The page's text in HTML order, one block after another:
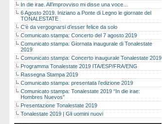
In die irae. All’improvviso mi disse una voce…
6 Agosto 2019. Iniziano a Ponte di Legno le giornate del
TONALESTATE
C’è da vergognarsi d’esser felice da solo
Comunicato stampa: Concerto del 7 agosto 2019
Comunicato stampa: Giornata inaugurale di Tonalestate
2019
Comunicato stampa: Concerto inaugurale Tonalestate 2019
Programma Tonalestate 2019 ITA/ESP/FRA/ENG
Rassegna Stampa 2019
Comunicato stampa: presentata l’edizione 2019
Comunicato stampa: Tonalestate 2019 “In die irae:
Hombres Nuevos”
Presentazione Tonalestate 2019
Tonalestate 2019 | Gli uomini nuovi